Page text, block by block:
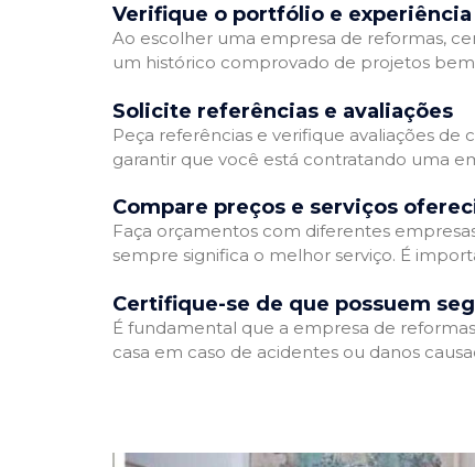
Verifique o portfólio e experiência
Ao escolher uma empresa de reformas,
um histórico comprovado de projetos
Solicite referências e avaliações
Peça referências e verifique avaliações
garantir que você está contratando uma
Compare preços e serviços
Faça orçamentos com diferentes
sempre significa o melhor serviço. É
Certifique-se de que possuem
É fundamental que a empresa de
casa em caso de acidentes ou danos